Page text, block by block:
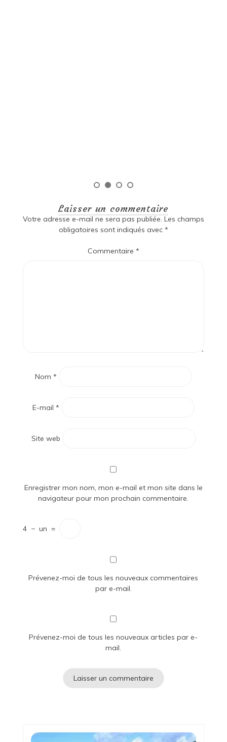
Laisser un commentaire
Votre adresse e-mail ne sera pas publiée. Les champs
obligatoires sont indiqués avec *
Commentaire *
Nom *
E-mail *
Site web
Enregistrer mon nom, mon e-mail et mon site dans le
navigateur pour mon prochain commentaire.
4 − un =
Prévenez-moi de tous les nouveaux commentaires
par e-mail.
Prévenez-moi de tous les nouveaux articles par e-
mail.